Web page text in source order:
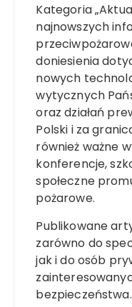
Kategoria
najnowszych
doniesienia
nowych
wytycznych
oraz działań
Polski i za
również ważne
konferencje,
społeczne
pożarowe.
Publikowane
zarówno do
jak i do osób